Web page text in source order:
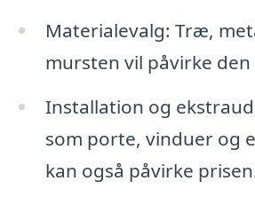
Materialevalg: Træ,
mursten vil påvirke den
Installation og
som porte, vinduer og
kan også påvirke